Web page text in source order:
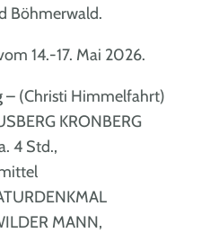
Böhmerwald.
14.-17. Mai 2026.
– (Christi Himmelfahrt)
KRONBERG
4 Std.,
MANN,